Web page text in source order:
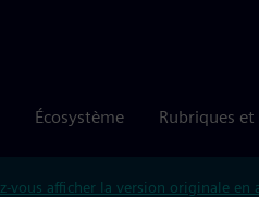
Écosystème Rubriques et
vous afficher la version originale en